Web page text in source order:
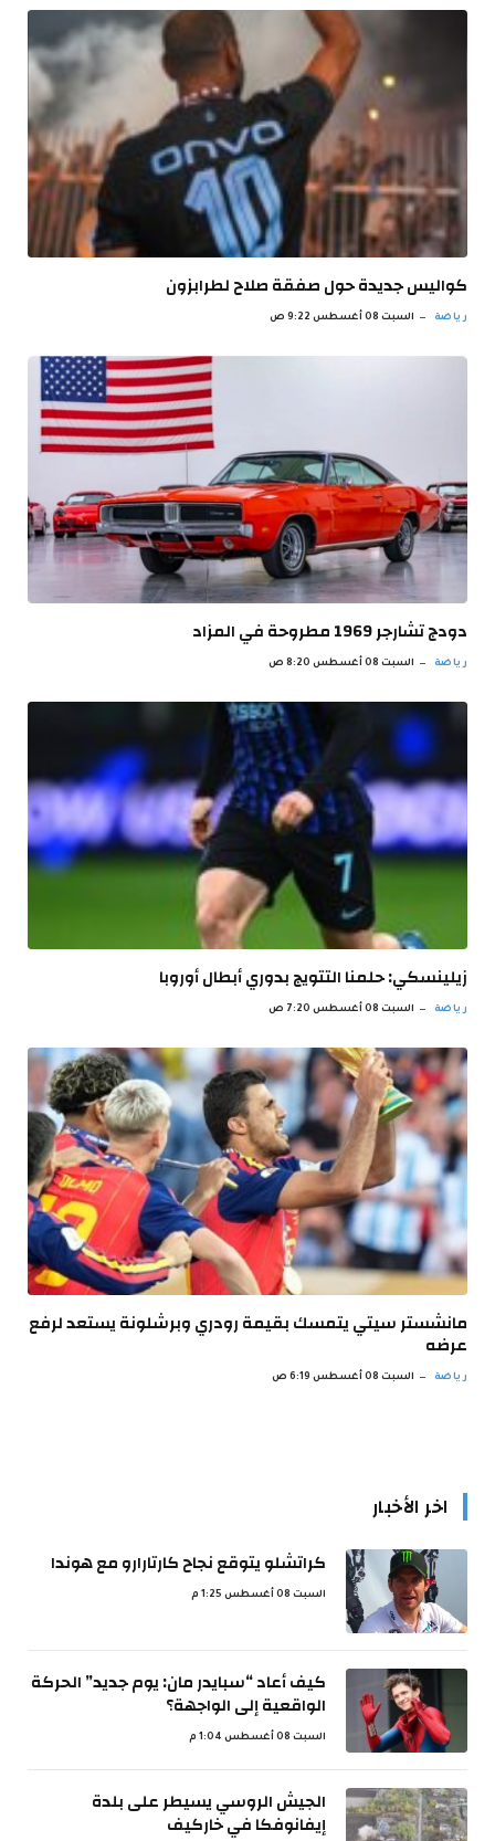
كواليس جديدة حول صفقة صلاح لطرابزون
رياضة السبت 08 أغسطس 9:22 ص
دودج تشارجر 1969 مطروحة في المزاد
رياضة السبت 08 أغسطس 8:20 ص
زيلينسكي: حلمنا التتويج بدوري أبطال أوروبا
رياضة السبت 08 أغسطس 7:20 ص
مانشستر سيتي يتمسك بقيمة رودري وبرشلونة يستعد لرفع
عرضه
رياضة السبت 08 أغسطس 6:19 ص
اخر الأخبار
كراتشلو يتوقع نجاح كارتارارو مع هوندا
السبت 08 أغسطس 1:25 م
كيف أعاد “سبايدر مان: يوم جديد” الحركة
الواقعية إلى الواجهة؟
السبت 08 أغسطس 1:04 م
الجيش الروسي يسيطر على بلدة
إيفانوفكا في خاركيف